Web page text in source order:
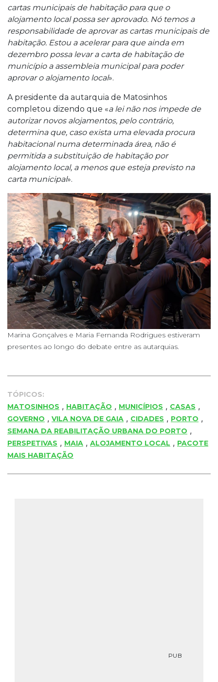
cartas municipais de habitação para que o
alojamento local possa ser aprovado. Nó temos a
responsabilidade de aprovar as cartas municipais de
habitação. Estou a acelerar para que ainda em
dezembro possa levar a carta de habitação de
município a assembleia municipal para poder
aprovar o alojamento local».
A presidente da autarquia de Matosinhos
completou dizendo que «a lei não nos impede de
autorizar novos alojamentos, pelo contrário,
determina que, caso exista uma elevada procura
habitacional numa determinada área, não é
permitida a substituição de habitação por
alojamento local, a menos que esteja previsto na
carta municipal».
Marina Gonçalves e Maria Fernanda Rodrigues estiveram
presentes ao longo do debate entre as autarquias.
TÓPICOS:
MATOSINHOS , HABITAÇÃO , MUNICÍPIOS , CASAS ,
GOVERNO , VILA NOVA DE GAIA , CIDADES , PORTO ,
SEMANA DA REABILITAÇÃO URBANA DO PORTO ,
PERSPETIVAS , MAIA , ALOJAMENTO LOCAL , PACOTE
MAIS HABITAÇÃO
PUB